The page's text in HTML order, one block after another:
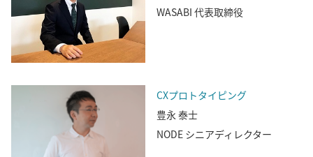
WASABI 代表取締役
CXプロトタイピング
豊永 泰士
NODE シニアディレクター